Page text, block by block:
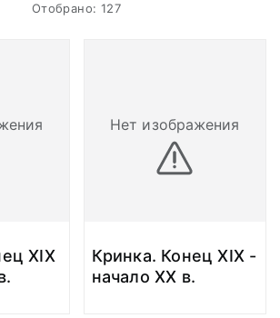
Отобрано: 127
ХIХ
Нет изображения
Кринка. Конец ХIХ -
начало ХХ в.